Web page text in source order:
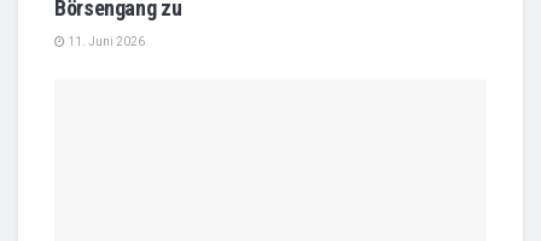
Börsengang zu
11. Juni 2026